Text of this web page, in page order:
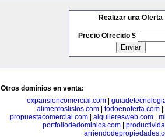
Realizar una Oferta
Precio Ofrecido $
Otros dominios en venta:
expansioncomercial.com|
alimentoslistos.com| todoenoferta.com|
propuestacomercial.com
alquileresweb.com
portfoliodedominios.com